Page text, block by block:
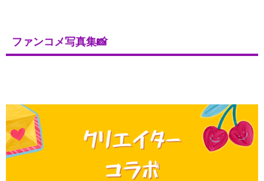
ファンコメ写真集📸